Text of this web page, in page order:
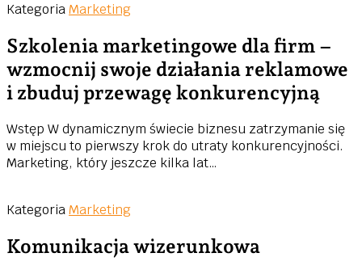
KategoriaMarketing
Szkolenia marketingowe dla firm –
wzmocnij swoje działania reklamowe
i zbuduj przewagę konkurencyjną
Wstęp W dynamicznym świecie biznesu zatrzymanie się
w miejscu to pierwszy krok do utraty konkurencyjności.
Marketing, który jeszcze kilka lat…
KategoriaMarketing
Komunikacja wizerunkowa